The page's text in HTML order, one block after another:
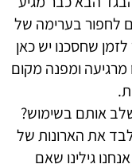
לחפור בערימה של
שחסכנו יש כאן
מרגיעה ומפנה מקום
אותם בשימוש?
את הארונות של
גילינו שאם